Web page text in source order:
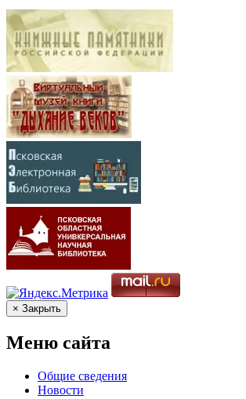
× Закрыть
Меню сайта
Общие сведения
Новости